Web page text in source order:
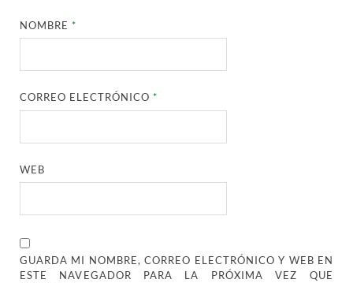
NOMBRE*
CORREO ELECTRÓNICO*
WEB
GUARDA MI NOMBRE, CORREO ELECTRÓNICO Y WEB EN
ESTE NAVEGADOR PARA LA PRÓXIMA VEZ QUE